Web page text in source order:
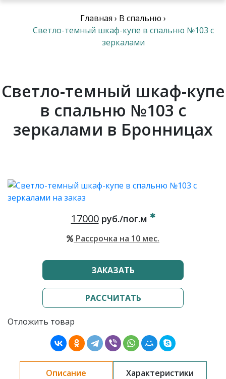
Главная › В спальню ›
Светло-темный шкаф-купе в спальню №103 с
зеркалами
Светло-темный шкаф-купе
в спальню №103 с
зеркалами в Бронницах
17000руб./пог.м
Рассрочка на 10 мес.
ЗАКАЗАТЬ
РАССЧИТАТЬ
Отложить товар
Описание Характеристики